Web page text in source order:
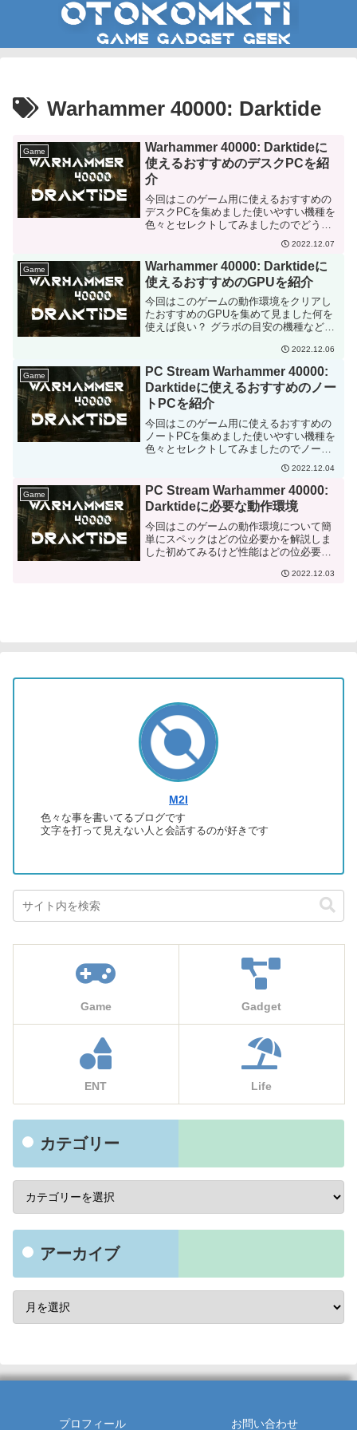
Warhammer 40000: Darktide
Game
Warhammer 40000: Darktideに
使えるおすすめのデスクPCを紹
介
今回はこのゲーム用に使えるおすすめの
デスクPCを集めました使いやすい機種を
色々とセレクトしてみましたのでどうぞ
2022.12.07
Game
Warhammer 40000: Darktideに
使えるおすすめのGPUを紹介
今回はこのゲームの動作環境をクリアし
たおすすめのGPUを集めて見ました何を
使えば良い？ グラボの目安の機種などが
2022.12.06
Game
PC Stream Warhammer 40000:
Darktideに使えるおすすめのノー
トPCを紹介
今回はこのゲーム用に使えるおすすめの
ノートPCを集めました使いやすい機種を
色々とセレクトしてみましたのでノート
2022.12.04
Game
PC Stream Warhammer 40000:
Darktideに必要な動作環境
今回はこのゲームの動作環境について簡
単にスペックはどの位必要かを解説しま
した初めてみるけど性能はどの位必要な
2022.12.03
M2I
色々な事を書いてるブログです
文字を打って見えない人と会話するのが好きです
Game Gadget
ENT Life
カテゴリー
アーカイブ
プロフィール お問い合わせ